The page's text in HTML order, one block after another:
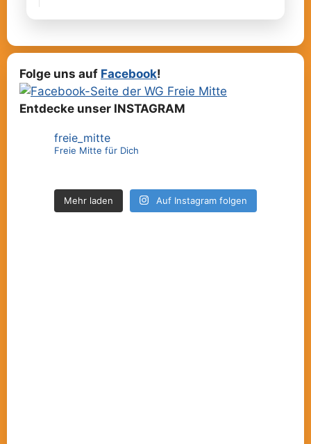
Folge uns auf Facebook!
Entdecke unser INSTAGRAM
freie_mitte
Freie Mitte für Dich
Mehr laden Auf Instagram folgen